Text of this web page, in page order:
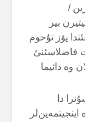
/
بیر
یۆز تۇحوم
فاضلاسئنئ
وە دائیما
دا